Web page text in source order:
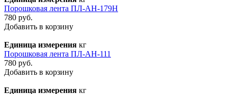
Порошковая лента ПЛ-АН-179Н
780 руб.
Добавить в корзину
Единица измерения кг
Порошковая лента ПЛ-АН-111
780 руб.
Добавить в корзину
Единица измерения кг